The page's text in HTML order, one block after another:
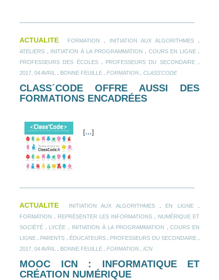
ACTUALITE FORMATION INITIATION AUX ALGORITHMES.
ATELIERS INITIATION À LA PROGRAMMATION COURS EN LIGNE.
PROFESSEURS DES ÉCOLES. PROFESSEURS DU SECONDAIRE.
2017, 04 AVRIL BONNE FEUILLE FORMATION CLASS'CODE
CLASS´CODE OFFRE AUSSI DES
FORMATIONS ENCADRÉES
[…]
ACTUALITE INITIATION AUX ALGORITHMES. EN LIGNE.
FORMATION REPRÉSENTER LES INFORMATIONS
NUMÉRIQUE ET
SOCIÉTÉ
LYCÉE INITIATION À LA PROGRAMMATION .COURS EN
LIGNE
PARENTS ÉDUCATEURS. PROFESSEURS DU SECONDAIRE.
2017, 04 AVRIL BONNE FEUILLE FORMATION ICN
MOOC ICN : INFORMATIQUE ET
CRÉATION NUMÉRIQUE